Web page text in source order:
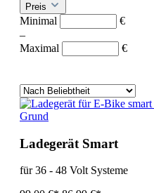
Preis
Minimal
€
–
Maximal
€
Ladegerät Smart
für 36 - 48 Volt Systeme